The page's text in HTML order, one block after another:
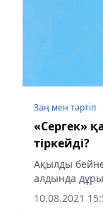
Заң мен тəртіп
«Сергек»
тіркейді?
Ақылды
алдында
сызығына
бойымен
10.08.2021